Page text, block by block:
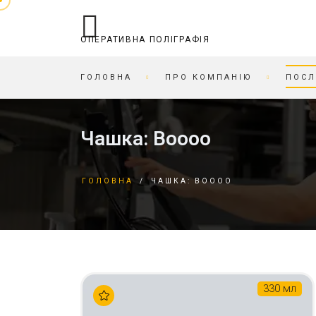
ОПЕРАТИВНА ПОЛІГРАФІЯ
ГОЛОВНА ПРО КОМПАНІЮ
ОПЕРАТИВНА ПОЛІГРАФІЯ
БРОШУРУВАННЯ
ДРУК НА КАРТОНІ
КСЕРОКС ТА РОЗДРУКІВКА
БІРДЕКЕЛІ
БЛАНКИ
Чашка: Boooo
ГОЛОВНА / ЧАШКА: BOOOO
330 мл